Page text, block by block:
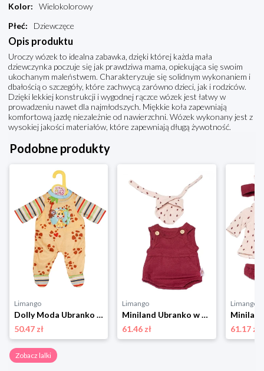
Kolor:
Wielokolorowy
Płeć: Dziewczęce
Opis produktu
Uroczy wózek to idealna zabawka, dzięki której każda mała
dziewczynka poczuje się jak prawdziwa mama, opiekująca się swoim
ukochanym maleństwem. Charakteryzuje się solidnym wykonaniem i
dbałością o szczegóły, które zachwycą zarówno dzieci, jak i rodziców.
Dzięki lekkiej konstrukcji i wygodnej rączce wózek jest łatwy w
prowadzeniu nawet dla najmłodszych. Miękkie koła zapewniają
komfortową jazdę niezależnie od nawierzchni. Wózek wykonany jest z
wysokiej jakości materiałów, które zapewniają długą żywotność.
Podobne produkty
Limango
Dolly Moda Ubranko dla lalek - 3+ rozmiar: onesize
50.47 zł
Limango
Miniland Ubranko w kolorze jasnoróżowo-bordowym dla lalki - 3+ rozmiar: onesize
61.46 zł
Limango
61.17 zł
Zobacz lalki